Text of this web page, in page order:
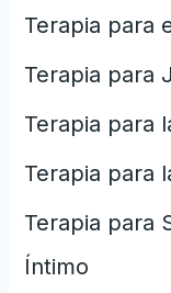
Terapia para
Terapia para
Terapia para
Terapia para
Terapia para
Íntimo